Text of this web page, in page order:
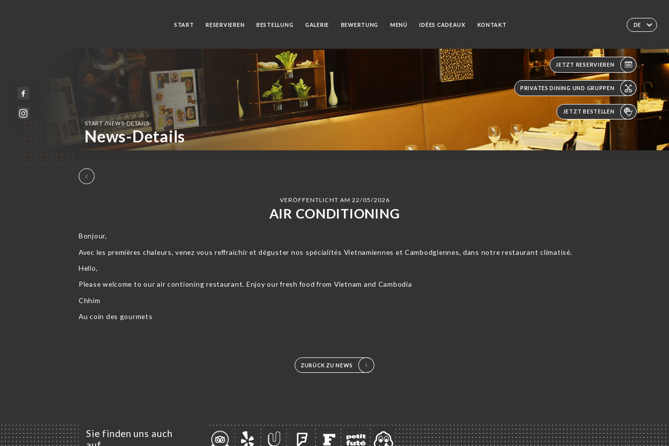
DE
START RESERVIEREN BESTELLUNG GALERIE BEWERTUNG MENÜ IDÉES CADEAUX KONTAKT
JETZT RESERVIEREN
PRIVATES DINING UND GRUPPEN
JETZT BESTELLEN
START/NEWS-DETAILS
News-Details
VERÖFFENTLICHT AM 22/05/2026
AIR CONDITIONING
Bonjour,
Avec les premières chaleurs, venez vous reffraichir et déguster nos spécialités Vietnamiennes et Cambodgiennes, dans notre restaurant climatisé.
Hello,
Please welcome to our air contioning restaurant. Enjoy our fresh food from Vietnam and Cambodia
Chhim
Au coin des gourmets
ZURÜCK ZU NEWS
Sie finden uns auch